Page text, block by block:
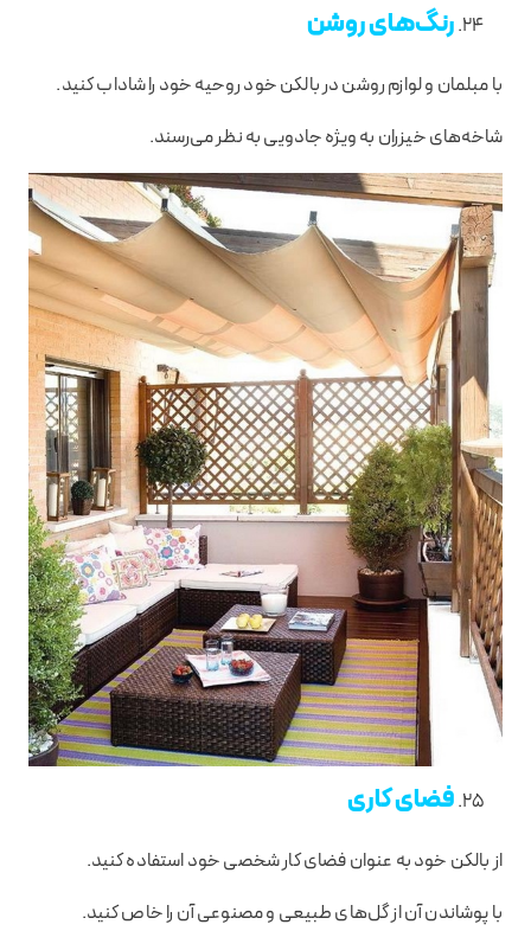
رنگ‌های روشن
با مبلمان و لوازم روشن در بالکن خود روحیه خود را شاداب کنید.
شاخه‌های خیزران به ویژه جادویی به نظر می‌رسند.
فضای کاری
از بالکن خود به عنوان فضای کار شخصی خود استفاده کنید.
با پوشاندن آن از گل‌های طبیعی و مصنوعی آن را خاص کنید.